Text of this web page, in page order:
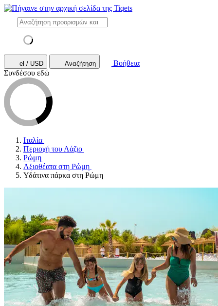
el / USD Αναζήτηση
Βοήθεια
Συνδέσου εδώ
Ιταλία
Περιοχή του Λάζιο
Ρώμη
Αξιοθέατα στη Ρώμη
Υδάτινα πάρκα στη Ρώμη